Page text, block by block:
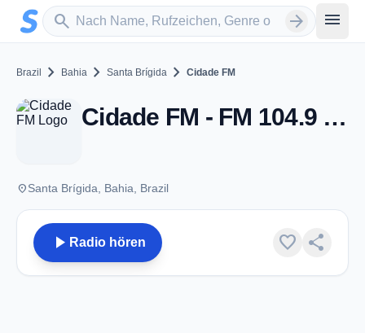
Zum Hauptinhalt springen
search
Sender suchen arrow_forward menu
Brazil chevron_right Bahia chevron_right Santa Brígida chevron_right Cidade FM
Cidade FM - FM 104.9 - Santa Brígida
placeSanta Brígida, Bahia, Brazil
play_arrow Radio hören favorite share